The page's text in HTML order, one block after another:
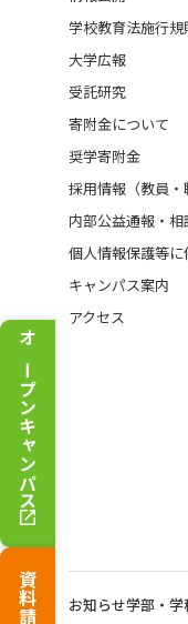
オープンキャンパス
資料請求
学校教育法施行
大学広報
受託研究
寄附金について
奨学寄附金
採用情報（教員・
内部公益通報・
個人情報保護等
キャンパス案内
アクセス
お知らせ学部・学